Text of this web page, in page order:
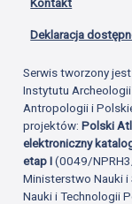
Deklaracja
Serwis tworzony
Instytutu
Antropologii i
projektów:Polski
elektroniczny
etap I(0049/
Ministerstwo Nauki
Nauki i Technologii